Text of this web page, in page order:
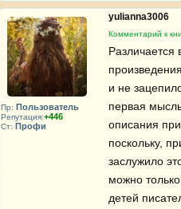
Пр: Пользователь
Репутация:+446
Ст: Профи
yulianna3006
Комментарий к
Различается
и не
первая
описания
поскольку,
заслужило
можно
детей